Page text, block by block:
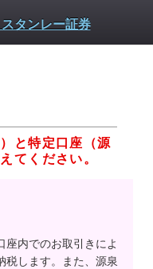
と特定口座（源
てください。
座内でのお取引きによ
税します。また、源泉